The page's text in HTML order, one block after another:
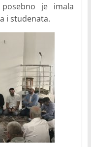
je imala
i studenata.